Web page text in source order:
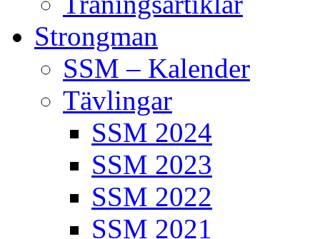
Strongman
SSM – Kalender
Tävlingar
SSM 2024
SSM 2023
SSM 2022
SSM 2021